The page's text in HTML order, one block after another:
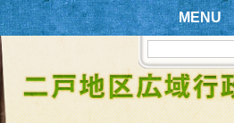
MENU
新着情報